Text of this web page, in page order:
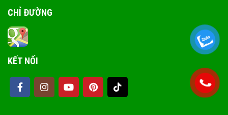
CHỈ ĐƯỜNG
KẾT NỐI